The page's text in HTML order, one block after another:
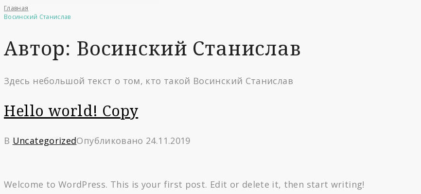
Главная
Восинский Станислав
Автор: Восинский Станислав
Здесь небольшой текст о том, кто такой Восинский Станислав
Hello world! Copy
В UncategorizedОпубликовано 24.11.2019
Welcome to WordPress. This is your first post. Edit or delete it, then start writing!